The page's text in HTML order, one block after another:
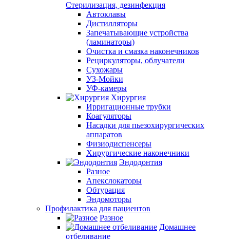
Стерилизация, дезинфекция
Автоклавы
Дистилляторы
Запечатывающие устройства
(ламинаторы)
Очистка и смазка наконечников
Рециркуляторы, облучатели
Сухожары
УЗ-Мойки
УФ-камеры
Хирургия
Ирригационные трубки
Коагуляторы
Насадки для пьезохирургических
аппаратов
Физиодиспенсеры
Хирургические наконечники
Эндодонтия
Разное
Апекслокаторы
Обтурация
Эндомоторы
Профилактика для пациентов
Разное
Домашнее
отбеливание